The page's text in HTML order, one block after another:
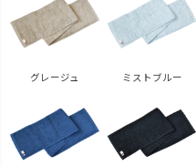
グレージュ ミストブルー